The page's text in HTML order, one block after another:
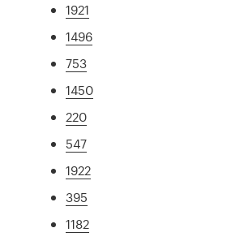
1921
1496
753
1450
220
547
1922
395
1182